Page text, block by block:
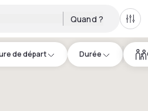
Quand ?
de départ Durée